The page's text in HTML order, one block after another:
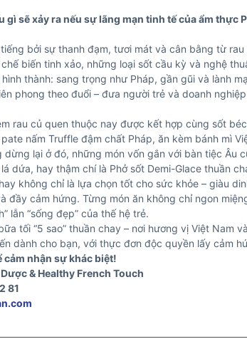
gì sẽ xảy ra nếu sự lãng mạn tinh tế của ẩm thực
bởi sự thanh đạm, tươi mát và cân bằng từ
biến tinh xảo, những loại sốt cầu kỳ và nghệ
thành: sang trọng như Pháp, gần gũi và lành
phong theo đuổi – đưa người trẻ và doanh
rau củ quen thuộc nay được kết hợp cùng sốt
nấm Truffle đậm chất Pháp, ăn kèm bánh mì
dừng lại ở đó, những món vốn gắn với bàn tiệc Âu
dứa, hay thậm chí là Phở sốt Demi-Glace thuần
không chỉ là lựa chọn tốt cho sức khỏe – giàu
đầy cảm hứng. Từng món ăn không chỉ ngon
lẫn “sống đẹp” của thế hệ trẻ.
tối “5 sao” thuần chay – nơi hương vị Việt Nam
dành cho bạn, với thực đơn độc quyền lấy cảm
cảm nhận sự khác biệt!
& Healthy French Touch
81